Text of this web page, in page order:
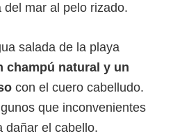
mar al pelo rizado.
salada de la playa
champú natural y un
con el cuero cabelludo.
que inconvenientes
dañar el cabello.